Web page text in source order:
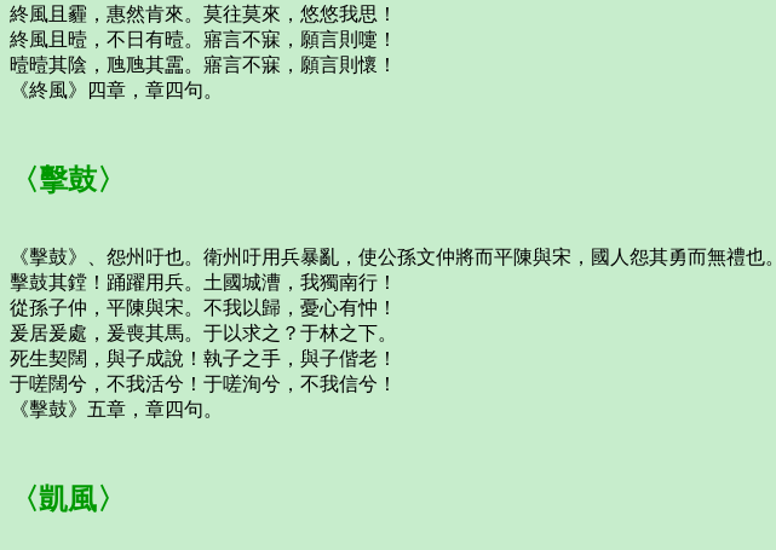
終風且霾，惠然肯來。莫往莫來，悠悠我思！
終風且曀，不日有曀。寤言不寐，願言則嚏！
曀曀其陰，虺虺其靁。寤言不寐，願言則懷！
《終風》四章，章四句。
〈擊鼓〉
《擊鼓》、怨州吁也。衛州吁用兵暴亂，使公孫文仲將而平陳與宋，國人怨其勇而無禮也。
擊鼓其鏜！踊躍用兵。土國城漕，我獨南行！
從孫子仲，平陳與宋。不我以歸，憂心有忡！
爰居爰處，爰喪其馬。于以求之？于林之下。
死生契闊，與子成說！執子之手，與子偕老！
于嗟闊兮，不我活兮！于嗟洵兮，不我信兮！
《擊鼓》五章，章四句。
〈凱風〉